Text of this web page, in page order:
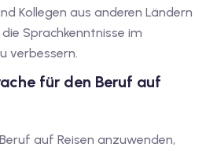
Kollegen aus anderen Ländern
Sprachkenntnisse im
verbessern.
für den Beruf auf
auf Reisen anzuwenden,